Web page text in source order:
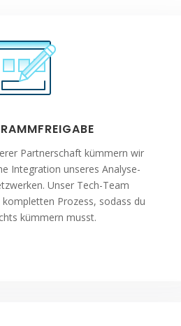
Partnerschaft kümmern wir
Integration unseres Analyse-
Unser Tech-Team
Prozess, sodass du
kümmern musst.